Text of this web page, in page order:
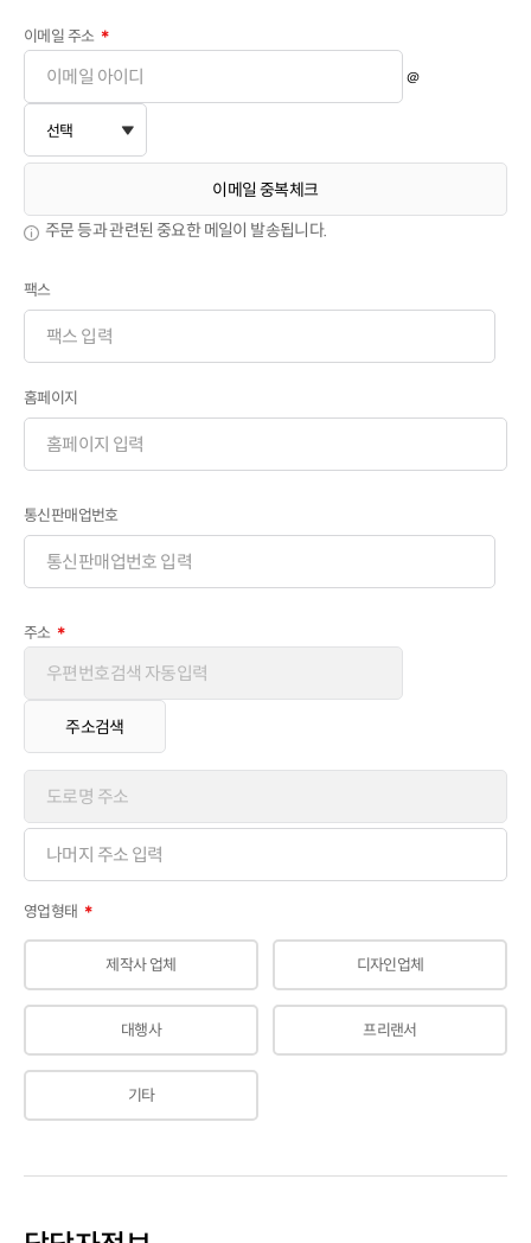
이메일 주소 ＊
＠
이메일 중복체크
주문 등과 관련된 중요한 메일이 발송됩니다.
팩스
홈페이지
통신판매업번호
주소 ＊
주소검색
영업형태 ＊
제작사 업체 디자인업체
대행사 프리랜서
기타